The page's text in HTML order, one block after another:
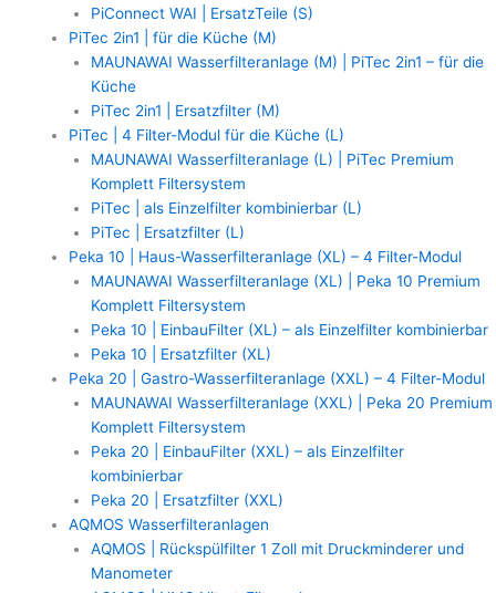
PiConnect WAI | ErsatzTeile (S)
PiTec 2in1 | für die Küche (M)
MAUNAWAI Wasserfilteranlage (M) | PiTec 2in1 – für die
Küche
PiTec 2in1 | Ersatzfilter (M)
PiTec | 4 Filter-Modul für die Küche (L)
MAUNAWAI Wasserfilteranlage (L) | PiTec Premium
Komplett Filtersystem
PiTec | als Einzelfilter kombinierbar (L)
PiTec | Ersatzfilter (L)
Peka 10 | Haus-Wasserfilteranlage (XL) – 4 Filter-Modul
MAUNAWAI Wasserfilteranlage (XL) | Peka 10 Premium
Komplett Filtersystem
Peka 10 | EinbauFilter (XL) – als Einzelfilter kombinierbar
Peka 10 | Ersatzfilter (XL)
Peka 20 | Gastro-Wasserfilteranlage (XXL) – 4 Filter-Modul
MAUNAWAI Wasserfilteranlage (XXL) | Peka 20 Premium
Komplett Filtersystem
Peka 20 | EinbauFilter (XXL) – als Einzelfilter
kombinierbar
Peka 20 | Ersatzfilter (XXL)
AQMOS Wasserfilteranlagen
AQMOS | Rückspülfilter 1 Zoll mit Druckminderer und
Manometer